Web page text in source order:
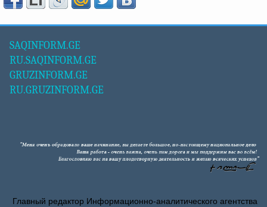
SAQINFORM.GE
RU.SAQINFORM.GE
GRUZINFORM.GE
RU.GRUZINFORM.GE
Главный редактор Информационно-аналитического агентства